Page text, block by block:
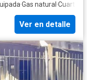
·Gas natural ·Cuarto
Ver en detalle